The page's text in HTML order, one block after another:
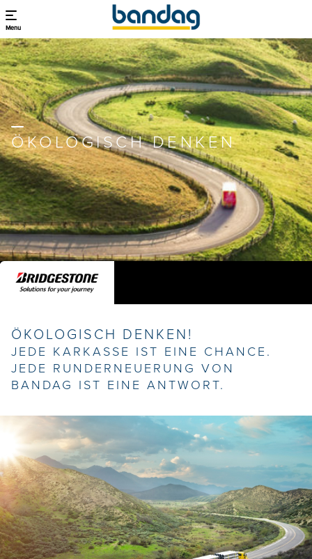
Menu
ÖKOLOGISCH DENKEN
ÖKOLOGISCH DENKEN!
JEDE KARKASSE IST EINE CHANCE.
JEDE RUNDERNEUERUNG VON
BANDAG IST EINE ANTWORT.